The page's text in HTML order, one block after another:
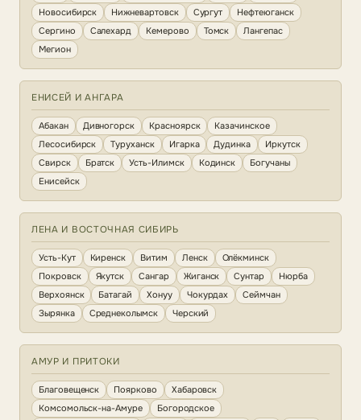
Новосибирск
Нижневартовск Сургут
Нефтеюганск
Сергино
Салехард Кемерово Томск
Лангепас
Мегион
ЕНИСЕЙ И АНГАРА
Абакан Дивногорск Красноярск
Казачинское
Лесосибирск
Туруханск Игарка Дудинка
Иркутск
Свирск
Братск Усть-Илимск Кодинск
Богучаны
Енисейск
ЛЕНА И ВОСТОЧНАЯ СИБИРЬ
Усть-Кут Киренск Витим Ленск
Олёкминск
Покровск
Якутск Сангар Жиганск Сунтар
Нюрба
Верхоянск
Батагай Хонуу Чокурдах
Сеймчан
Зырянка
Среднеколымск Черский
АМУР И ПРИТОКИ
Благовещенск Поярково
Хабаровск
Комсомольск-на-Амуре
Богородское